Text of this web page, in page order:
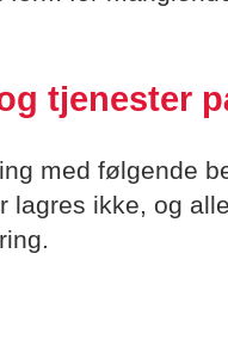
tjenester
med følgende
lagres ikke, og